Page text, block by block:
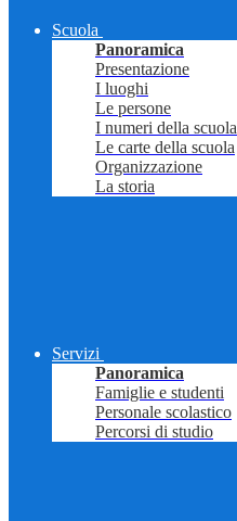
Scuola
Panoramica
Presentazione
I luoghi
Le persone
I numeri della scuola
Le carte della scuola
Organizzazione
La storia
Servizi
Panoramica
Famiglie e studenti
Personale scolastico
Percorsi di studio